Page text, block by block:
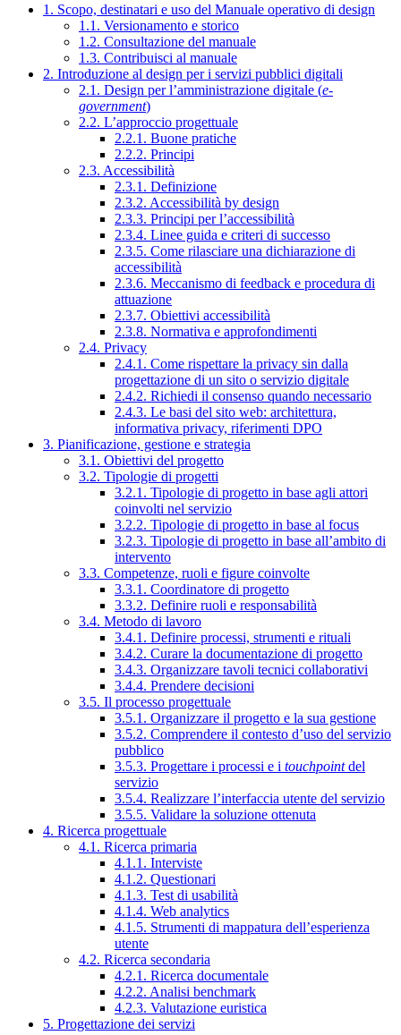
1. Scopo, destinatari e uso del Manuale operativo di design
1.1. Versionamento e storico
1.2. Consultazione del manuale
1.3. Contribuisci al manuale
2. Introduzione al design per i servizi pubblici digitali
2.1. Design per l’amministrazione digitale (e-
government)
2.2. L’approccio progettuale
2.2.1. Buone pratiche
2.2.2. Principi
2.3. Accessibilità
2.3.1. Definizione
2.3.2. Accessibilità by design
2.3.3. Principi per l’accessibilità
2.3.4. Linee guida e criteri di successo
2.3.5. Come rilasciare una dichiarazione di
accessibilità
2.3.6. Meccanismo di feedback e procedura di
attuazione
2.3.7. Obiettivi accessibilità
2.3.8. Normativa e approfondimenti
2.4. Privacy
2.4.1. Come rispettare la privacy sin dalla
progettazione di un sito o servizio digitale
2.4.2. Richiedi il consenso quando necessario
2.4.3. Le basi del sito web: architettura,
informativa privacy, riferimenti DPO
3. Pianificazione, gestione e strategia
3.1. Obiettivi del progetto
3.2. Tipologie di progetti
3.2.1. Tipologie di progetto in base agli attori
coinvolti nel servizio
3.2.2. Tipologie di progetto in base al focus
3.2.3. Tipologie di progetto in base all’ambito di
intervento
3.3. Competenze, ruoli e figure coinvolte
3.3.1. Coordinatore di progetto
3.3.2. Definire ruoli e responsabilità
3.4. Metodo di lavoro
3.4.1. Definire processi, strumenti e rituali
3.4.2. Curare la documentazione di progetto
3.4.3. Organizzare tavoli tecnici collaborativi
3.4.4. Prendere decisioni
3.5. Il processo progettuale
3.5.1. Organizzare il progetto e la sua gestione
3.5.2. Comprendere il contesto d’uso del servizio
pubblico
3.5.3. Progettare i processi e i touchpointdel
servizio
3.5.4. Realizzare l’interfaccia utente del servizio
3.5.5. Validare la soluzione ottenuta
4. Ricerca progettuale
4.1. Ricerca primaria
4.1.1. Interviste
4.1.2. Questionari
4.1.3. Test di usabilità
4.1.4. Web analytics
4.1.5. Strumenti di mappatura dell’esperienza
utente
4.2. Ricerca secondaria
4.2.1. Ricerca documentale
4.2.2. Analisi benchmark
4.2.3. Valutazione euristica
5. Progettazione dei servizi